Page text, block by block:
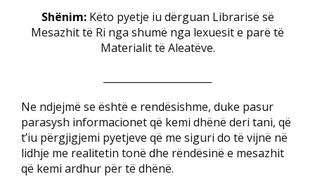
Shënim:Këto pyetje iu dërguan Librarisë së
Mesazhit të Ri nga shumë nga lexuesit e parë të
Materialit të Aleatëve.
Ne ndjejmë se është e rendësishme, duke pasur
parasysh informacionet që kemi dhënë deri tani, që
t’iu përgjigjemi pyetjeve që me siguri do të vijnë në
lidhje me realitetin tonë dhe rëndësinë e mesazhit
që kemi ardhur për të dhënë.